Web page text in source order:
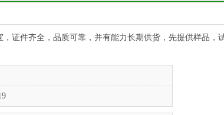
证件齐全，品质可靠，并有能力长期供货，先提供样品，